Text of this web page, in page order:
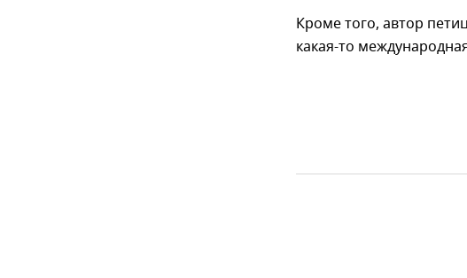
Кроме того, автор
какая-то